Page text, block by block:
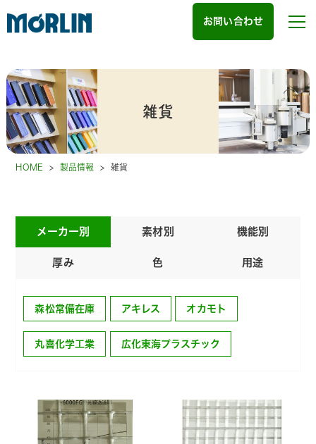
お問い合わせ
雑貨
HOME > 製品情報 > 雑貨
メーカー別 素材別 機能別
厚み 色 用途
森松常備在庫 アキレス オカモト
丸喜化学工業 広化東海プラスチック